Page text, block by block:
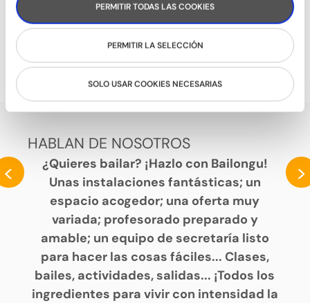
PERMITIR TODAS LAS COOKIES
PERMITIR LA SELECCIÓN
SOLO USAR COOKIES NECESARIAS
RUEDA CUBANA
HABLAN DE NOSOTROS
<
¿Quieres bailar? ¡Hazlo con Bailongu!
Unas instalaciones fantásticas; un
espacio acogedor; una oferta muy
variada; profesorado preparado y
amable; un equipo de secretaría listo
para hacer las cosas fáciles... Clases,
bailes, actividades, salidas... ¡Todos los
ingredientes para vivir con intensidad la
>